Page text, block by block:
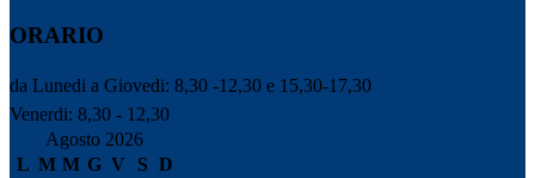
ORARIO
da Lunedi a Giovedi: 8,30 -12,30 e 15,30-17,30
Venerdi: 8,30 - 12,30
Agosto 2026
L M M G V S D